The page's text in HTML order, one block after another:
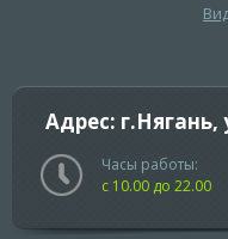
Адрес:
Часы работы:
с 10.00 до 22.00